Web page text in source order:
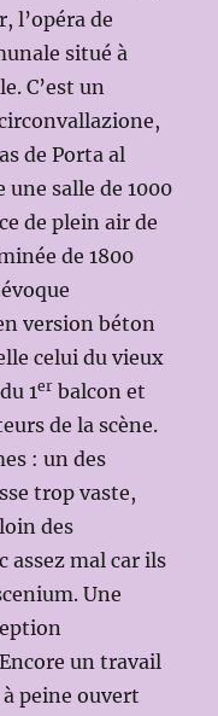
l’opéra de
situé à
C’est un
de Porta al
salle de 1000
de plein air de
de 1800
version béton
celui du vieux
1er balcon et
de la scène.
: un des
trop vaste,
des
assez mal car ils
Une
un travail
peine ouvert